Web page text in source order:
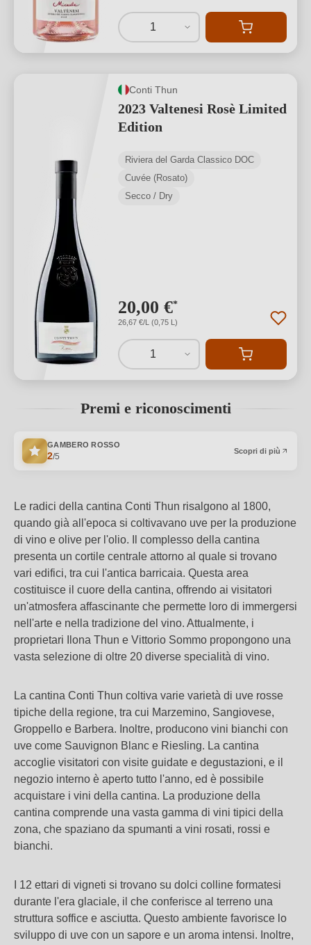
1
Conti Thun
2023 Valtenesi Rosè Limited
Edition
Riviera del Garda Classico DOC
Cuvée (Rosato)
Secco / Dry
20,00 €*
26,67 €/L (0,75 L)
1
Premi e riconoscimenti
GAMBERO ROSSO
2/5
Scopri di più
Le radici della cantina Conti Thun risalgono al 1800,
quando già all'epoca si coltivavano uve per la produzione
di vino e olive per l'olio. Il complesso della cantina
presenta un cortile centrale attorno al quale si trovano
vari edifici, tra cui l'antica barricaia. Questa area
costituisce il cuore della cantina, offrendo ai visitatori
un'atmosfera affascinante che permette loro di immergersi
nell'arte e nella tradizione del vino. Attualmente, i
proprietari Ilona Thun e Vittorio Sommo propongono una
vasta selezione di oltre 20 diverse specialità di vino.
La cantina Conti Thun coltiva varie varietà di uve rosse
tipiche della regione, tra cui Marzemino, Sangiovese,
Groppello e Barbera. Inoltre, producono vini bianchi con
uve come Sauvignon Blanc e Riesling. La cantina
accoglie visitatori con visite guidate e degustazioni, e il
negozio interno è aperto tutto l'anno, ed è possibile
acquistare i vini della cantina. La produzione della
cantina comprende una vasta gamma di vini tipici della
zona, che spaziano da spumanti a vini rosati, rossi e
bianchi.
I 12 ettari di vigneti si trovano su dolci colline formatesi
durante l'era glaciale, il che conferisce al terreno una
struttura soffice e asciutta. Questo ambiente favorisce lo
sviluppo di uve con un sapore e un aroma intensi. Inoltre,